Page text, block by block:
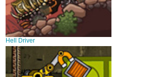
Hell Driver